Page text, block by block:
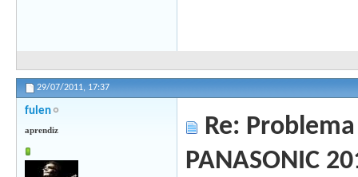
29/07/2011, 17:37
fulen
aprendiz
Re:
PANASONIC